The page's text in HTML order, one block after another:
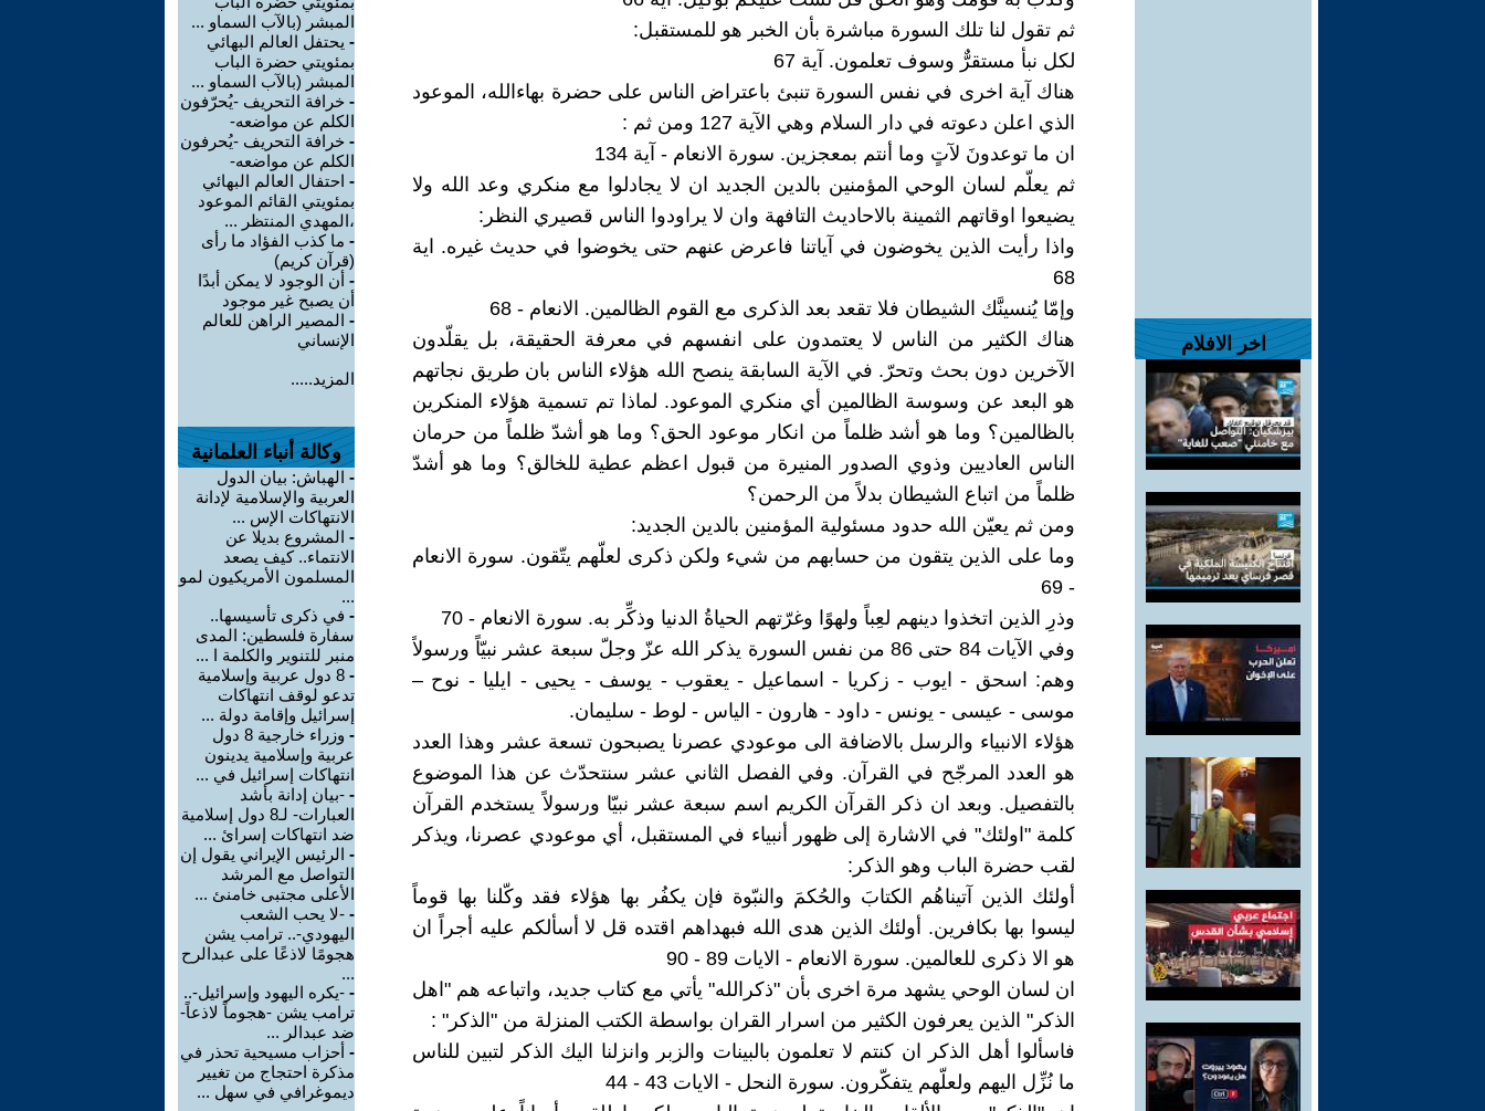
اخر الافلام
ثم تقول لنا تلك السورة مباشرة بأن الخبر هو للمستقبل:
لكل نبأ مستقرٌّ وسوف تعلمون. آية 67
هناك آية اخرى في نفس السورة تنبئ باعتراض الناس على حضرة بهاءالله، الموعود
الذي اعلن دعوته في دار السلام وهي الآية 127 ومن ثم :
ان ما توعدونَ لآتٍ وما أنتم بمعجزين. سورة الانعام - آية 134
ثم يعلّم لسان الوحي المؤمنين بالدين الجديد ان لا يجادلوا مع منكري وعد الله ولا
يضيعوا اوقاتهم الثمينة بالاحاديث التافهة وان لا يراودوا الناس قصيري النظر:
واذا رأيت الذين يخوضون في آياتنا فاعرض عنهم حتى يخوضوا في حديث غيره. اية
68
وإمّا يُنسينَّك الشيطان فلا تقعد بعد الذكرى مع القوم الظالمين. الانعام - 68
هناك الكثير من الناس لا يعتمدون على انفسهم في معرفة الحقيقة، بل يقلّدون
الآخرين دون بحث وتحرّ. في الآية السابقة ينصح الله هؤلاء الناس بان طريق نجاتهم
هو البعد عن وسوسة الظالمين أي منكري الموعود. لماذا تم تسمية هؤلاء المنكرين
بالظالمين؟ وما هو أشد ظلماً من انكار موعود الحق؟ وما هو أشدّ ظلماً من حرمان
الناس العاديين وذوي الصدور المنيرة من قبول اعظم عطية للخالق؟ وما هو أشدّ
ظلماً من اتباع الشيطان بدلاً من الرحمن؟
ومن ثم يعيّن الله حدود مسئولية المؤمنين بالدين الجديد:
وما على الذين يتقون من حسابهم من شيء ولكن ذكرى لعلّهم يتّقون. سورة الانعام
- 69
وذرِ الذين اتخذوا دينهم لعِباً ولهوًا وغرّتهم الحياةُ الدنيا وذكِّر به. سورة الانعام - 70
وفي الآيات 84 حتى 86 من نفس السورة يذكر الله عزّ وجلّ سبعة عشر نبيّاً ورسولاً
وهم: اسحق - ايوب - زكريا - اسماعيل - يعقوب - يوسف - يحيى - ايليا - نوح –
موسى - عيسى - يونس - داود - هارون - الياس - لوط - سليمان.
هؤلاء الانبياء والرسل بالاضافة الى موعودي عصرنا يصبحون تسعة عشر وهذا العدد
هو العدد المرجّح في القرآن. وفي الفصل الثاني عشر سنتحدّث عن هذا الموضوع
بالتفصيل. وبعد ان ذكر القرآن الكريم اسم سبعة عشر نبيّا ورسولاً يستخدم القرآن
كلمة "اولئك" في الاشارة إلى ظهور أنبياء في المستقبل، أي موعودي عصرنا، ويذكر
لقب حضرة الباب وهو الذكر:
أولئك الذين آتيناهُم الكتابَ والحُكمَ والنبّوة فإن يكفُر بها هؤلاء فقد وكّلنا بها قوماً
ليسوا بها بكافرين. أولئك الذين هدى الله فبهداهم اقتده قل لا أسألكم عليه أجراً ان
هو الا ذكرى للعالمين. سورة الانعام - الايات 89 - 90
ان لسان الوحي يشهد مرة اخرى بأن "ذكرالله" يأتي مع كتاب جديد، واتباعه هم "اهل
الذكر" الذين يعرفون الكثير من اسرار القران بواسطة الكتب المنزلة من "الذكر" :
فاسألوا أهل الذكر ان كنتم لا تعلمون بالبينات والزبر وانزلنا اليك الذكر لتبين للناس
ما نُزِّل اليهم ولعلّهم يتفكّرون. سورة النحل - الايات 43 - 44
المبشر (بالآب السماو ...
- يحتفل العالم البهائي
بمئويتي حضرة الباب
المبشر (بالآب السماو ...
- خرافة التحريف -يُحرّفون
الكلم عن مواضعه-
- خرافة التحريف -يُحرفون
الكلم عن مواضعه-
- احتفال العالم البهائي
بمئويتي القائم الموعود
،المهدي المنتظر ...
- ما کذب الفؤاد ما رأی
(قرآن كريم)
- أن الوجود لا يمكن أبدًا
أن يصبح غير موجود
- المصير الراهن للعالم
الإنساني
المزيد.....
وكالة أنباء العلمانية
- الهباش: بيان الدول
العربية والإسلامية لإدانة
الانتهاكات الإس ...
- المشروع بديلا عن
الانتماء.. كيف يصعد
المسلمون الأمريكيون لمو
...
- في ذكرى تأسيسها..
سفارة فلسطين: المدى
منبر للتنوير والكلمة ا ...
-
8 دول عربية وإسلامية
تدعو لوقف انتهاكات
إسرائيل وإقامة دولة ...
-
وزراء خارجية 8 دول
عربية وإسلامية يدينون
انتهاكات إسرائيل في ...
- -بيان إدانة بأشد
العبارات- لـ8 دول إسلامية
ضد انتهاكات إسرائ ...
- الرئيس الإيراني يقول إن
التواصل مع المرشد
الأعلى مجتبى خامنئ ...
- -لا يحب الشعب
اليهودي-.. ترامب يشن
هجومًا لاذعًا على عبدالرح
...
- -يكره اليهود وإسرائيل-..
ترامب يشن -هجوماً لاذعاً-
ضد عبدالر ...
- أحزاب مسيحية تحذر في
مذكرة احتجاج من تغيير
ديموغرافي في سهل ...